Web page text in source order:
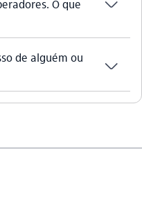
O que
seta_baixo
de alguém ou
seta_baixo